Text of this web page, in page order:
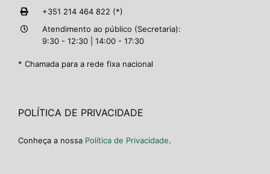
+351 214 464 822 (*)
Atendimento ao público (Secretaria):
9:30 - 12:30 | 14:00 - 17:30
* Chamada para a rede fixa nacional
POLÍTICA DE PRIVACIDADE
Conheça a nossa Política de Privacidade.